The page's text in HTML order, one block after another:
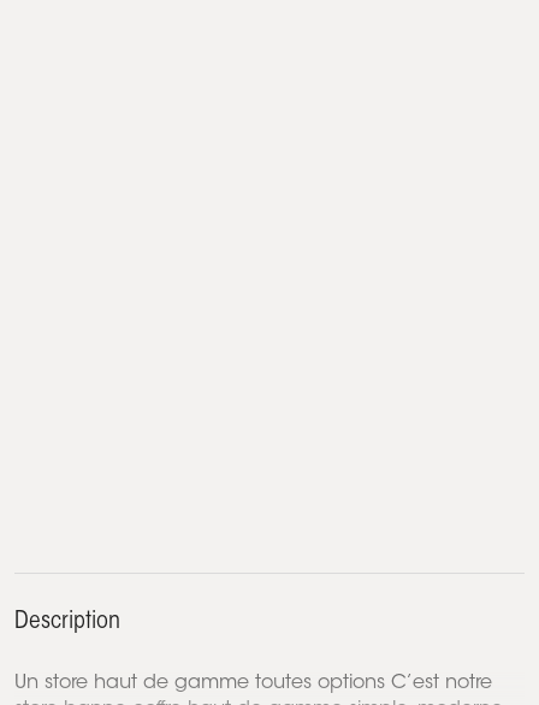
Description
Un store haut de gamme toutes options C’est notre